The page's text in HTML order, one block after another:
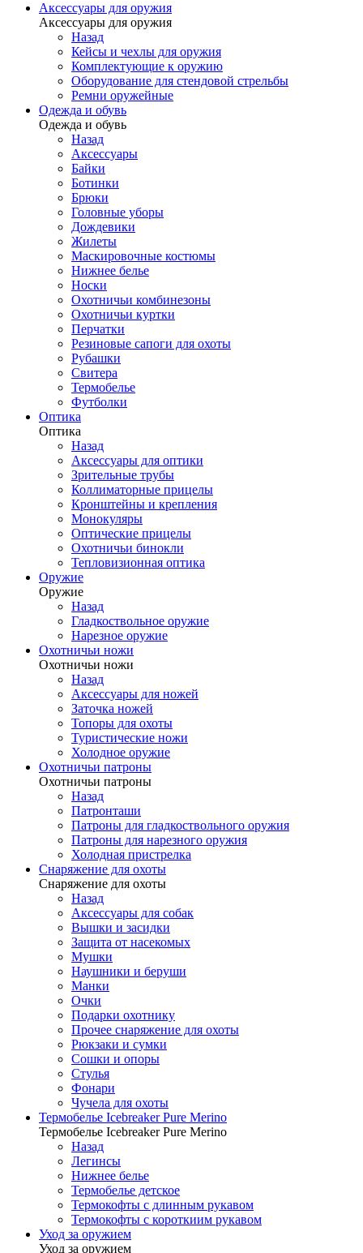
Аксессуары для оружия
Аксессуары для оружия
Назад
Кейсы и чехлы для оружия
Комплектующие к оружию
Оборудование для стендовой стрельбы
Ремни оружейные
Одежда и обувь
Одежда и обувь
Назад
Аксессуары
Байки
Ботинки
Брюки
Головные уборы
Дождевики
Жилеты
Маскировочные костюмы
Нижнее белье
Носки
Охотничьи комбинезоны
Охотничьи куртки
Перчатки
Резиновые сапоги для охоты
Рубашки
Свитера
Термобелье
Футболки
Оптика
Оптика
Назад
Аксессуары для оптики
Зрительные трубы
Коллиматорные прицелы
Кронштейны и крепления
Монокуляры
Оптические прицелы
Охотничьи бинокли
Тепловизионная оптика
Оружие
Оружие
Назад
Гладкоствольное оружие
Нарезное оружие
Охотничьи ножи
Охотничьи ножи
Назад
Аксессуары для ножей
Заточка ножей
Топоры для охоты
Туристические ножи
Холодное оружие
Охотничьи патроны
Охотничьи патроны
Назад
Патронташи
Патроны для гладкоствольного оружия
Патроны для нарезного оружия
Холодная пристрелка
Снаряжение для охоты
Снаряжение для охоты
Назад
Аксессуары для собак
Вышки и засидки
Защита от насекомых
Мушки
Наушники и беруши
Манки
Очки
Подарки охотнику
Прочее снаряжение для охоты
Рюкзаки и сумки
Сошки и опоры
Стулья
Фонари
Чучела для охоты
Термобелье Icebreaker Pure Merino
Термобелье Icebreaker Pure Merino
Назад
Легинсы
Нижнее белье
Термобелье детское
Термокофты с длинным рукавом
Термокофты с короткиим рукавом
Уход за оружием
Уход за оружием